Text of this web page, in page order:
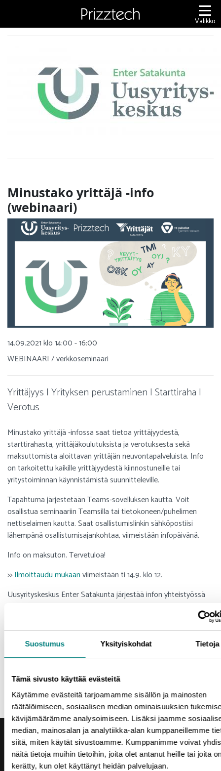
Suostumus Yksityiskohdat Tietoja
Tämä sivusto käyttää evästeitä
Käytämme evästeitä tarjoamamme sisällön ja mainosten
räätälöimiseen, sosiaalisen median ominaisuuksien
kävijämäärämme analysoimiseen. Lisäksi jaamme
median, mainosalan ja analytiikka-alan kumppaneillemme
siitä, miten käytät sivustoamme. Kumppanimme voivat
näitä tietoja muihin tietoihin, joita olet antanut heille tai joita
kerätty, kun olet käyttänyt heidän palvelujaan.
Valikko
Minustako yrittäjä -info
(webinaari)
14.09.2021 klo 14:00 - 16:00
WEBINAARI / verkkoseminaari
Yrittäjyys | Yrityksen perustaminen | Starttiraha |
Verotus
Minustako yrittäjä -infossa saat tietoa yrittäjyydestä,
starttirahasta, yrittäjäkoulutuksista ja verotuksesta sekä
maksuttomista aloittavan yrittäjän neuvontapalveluista. Info
on tarkoitettu kaikille yrittäjyydestä kiinnostuneille tai
yritystoiminnan käynnistämistä suunnitteleville.
Tapahtuma järjestetään Teams-sovelluksen kautta. Voit
osallistua seminaariin Teamsilla tai tietokoneen/puhelimen
nettiselaimen kautta. Saat osallistumislinkin sähköpostiisi
lähempänä osallistumisajankohtaa, viimeistään infopäivänä.
Info on maksuton. Tervetuloa!
>>Ilmoittaudu mukaanviimeistään ti 14.9. klo 12.
Uusyrityskeskus Enter Satakunta järjestää infon yhteistyössä
toimiston sekä satakuntalaisten kuntien ja kaupunkien kanssa.
Enter tarjoaa maksutonta yrityksen perustamisneuvontaa
henkilöille, joiden asuinkunta tai uuden yrityksen suunniteltu
sijaintikunta kuuluvat Enterin palvelualueeseen (Eurajoki,
Harjavalta, Huittinen, Karvia, Kokemäki, Merikarvia, Nakkila,
Pomarkku, Pori, Siikainen ja Ulvila).